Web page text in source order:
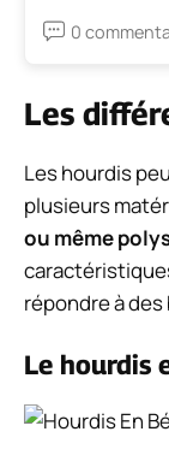
0
Les
Les hourdis
plusieurs
ou même
répondre à
Le hourdis